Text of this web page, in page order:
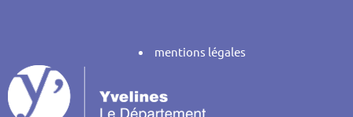
mentions légales